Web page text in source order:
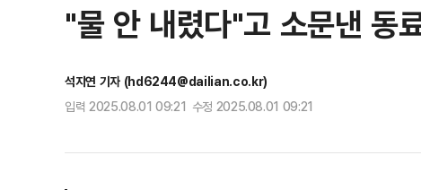
"물 안 내렸다"고 소문낸 동
석지연 기자 (hd6244@dailian.co.kr)
입력 2025.08.01 09:21 수정 2025.08.01 09:21